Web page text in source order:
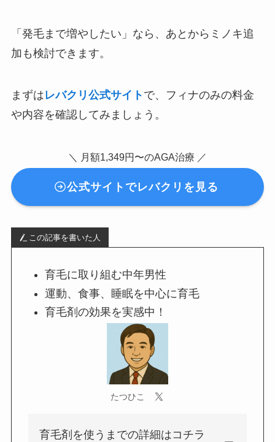
「発毛まで増やしたい」なら、あとからミノキ追
加も検討できます。
まずはレバクリ公式サイト で、フィナのみの料金
や内容を確認してみましょう。
＼ 月額1,349円〜のAGA治療 ／
公式サイトでレバクリを見る
この記事を書いた人
育毛に取り組む中年男性
運動、食事、睡眠を中心に育毛
育毛剤の効果を実感中！
たつひこ
育毛剤を使うまでの詳細はコチラ